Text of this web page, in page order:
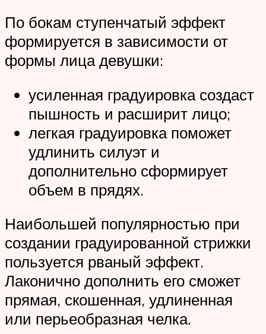
По бокам ступенчатый эффект
формируется в зависимости от
формы лица девушки:
усиленная градуировка создаст
пышность и расширит лицо;
легкая градуировка поможет
удлинить силуэт и
дополнительно сформирует
объем в прядях.
Наибольшей популярностью при
создании градуированной стрижки
пользуется рваный эффект.
Лаконично дополнить его сможет
прямая, скошенная, удлиненная
или перьеобразная челка.